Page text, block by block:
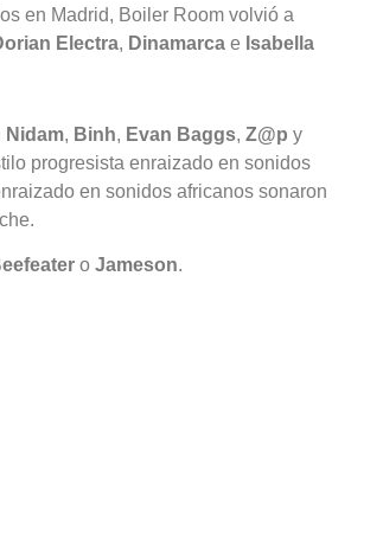
en Madrid, Boiler Room volvió a
Electra, Dinamarca e Isabella
Nidam, Binh, Evan Baggs, Z@p y
progresista enraizado en sonidos
en sonidos africanos sonaron
o Jameson.